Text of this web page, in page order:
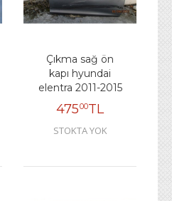
Çıkma sağ ön
kapı hyundai
elentra 2011-2015
47500TL
STOKTA YOK